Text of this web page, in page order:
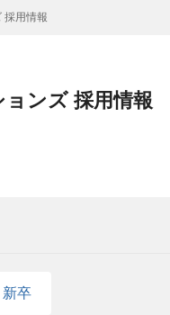
採用情報
ンズ 採用情報
新卒